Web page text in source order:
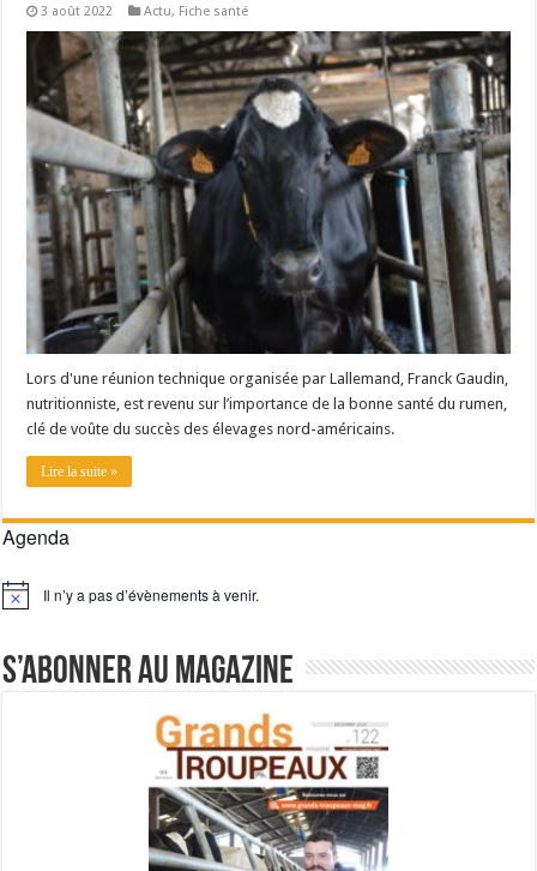
Un été fructueux pour Lactalis
3 août 2022 Actu, Fiche santé
Lors d'une réunion technique organisée par Lallemand, Franck Gaudin,
nutritionniste, est revenu sur l’importance de la bonne santé du rumen,
clé de voûte du succès des élevages nord-américains.
Lire la suite »
Agenda
Notice Il n’y a pas d’évènements à venir.
S’abonner au magazine